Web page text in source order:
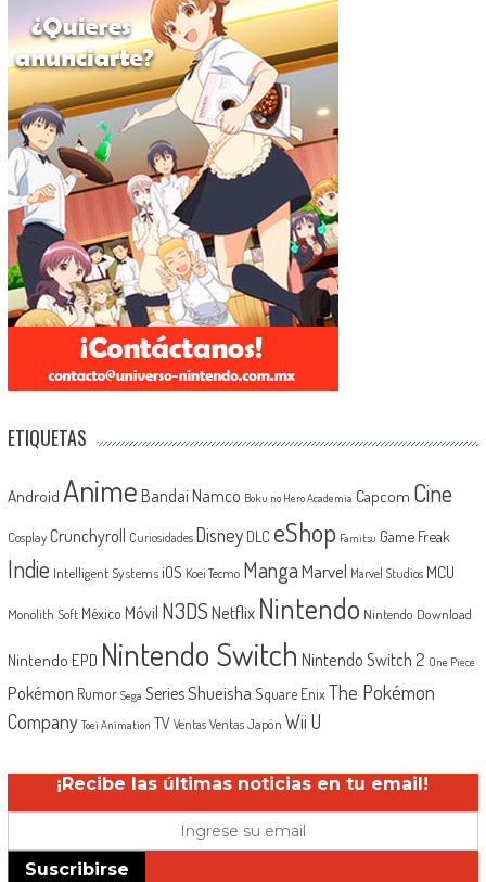
ETIQUETAS
Android Anime Bandai Namco Boku no Hero Academia Capcom Cine
Cosplay Crunchyroll Curiosidades Disney DLC eShop Famitsu Game Freak
Indie Intelligent Systems iOS Koei Tecmo MangaMarvel Marvel Studios MCU
Monolith Soft México Móvil N3DSNetflix Nintendo Nintendo Download
Nintendo EPD Nintendo Switch Nintendo Switch 2 One Piece
Pokémon Rumor Sega SeriesShueisha Square EnixThe Pokémon
Company Toei Animation TV Ventas Ventas Japón Wii U
¡Recibe las últimas noticias en tu email!
Suscribirse